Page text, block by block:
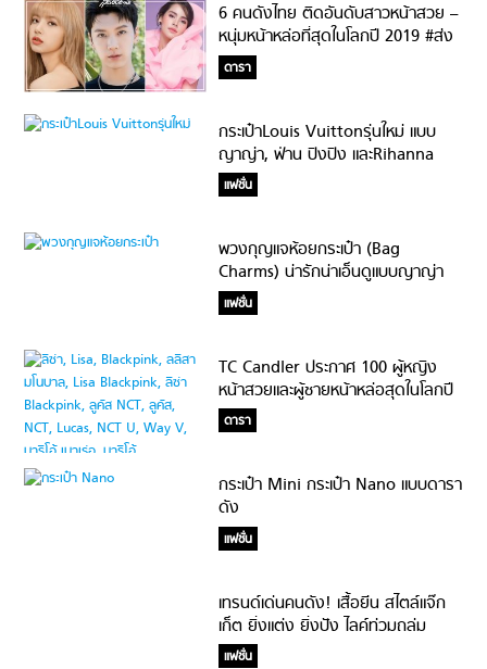
6 คนดังไทย ติดอันดับสาวหน้าสวย –
หนุ่มหน้าหล่อที่สุดในโลกปี 2019 #ส่ง
ออกไม่หยุด
ดารา
กระเป๋าLouis Vuittonรุ่นใหม่ แบบ
ญาญ่า, ฟ่าน ปิงปิง และRihanna
แฟชั่น
พวงกุญแจห้อยกระเป๋า (Bag
Charms) น่ารักน่าเอ็นดูแบบญาญ่า
แฟชั่น
TC Candler ประกาศ 100 ผู้หญิง
หน้าสวยและผู้ชายหน้าหล่อสุดในโลกปี
2018 คนไทยใครจะมงลง?!?
ดารา
กระเป๋า Mini กระเป๋า Nano แบบดารา
ดัง
แฟชั่น
เทรนด์เด่นคนดัง! เสื้อยีน สไตล์แจ๊ก
เก็ต ยิ่งแต่ง ยิ่งปัง ไลค์ท่วมถล่ม
ทลาย !
แฟชั่น